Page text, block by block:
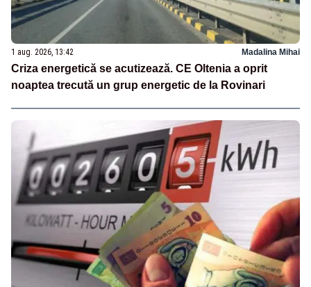
1 aug. 2026, 13:42 Madalina Mihai
Criza energetică se acutizează. CE Oltenia a oprit
noaptea trecută un grup energetic de la Rovinari